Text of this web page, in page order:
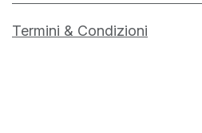
Termini & Condizioni